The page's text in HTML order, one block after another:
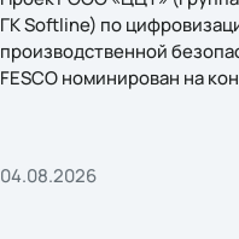
ГК Softline) по
производственной
FESCO номинирован на
04.08.2026